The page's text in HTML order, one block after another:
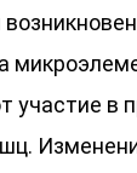
участие в